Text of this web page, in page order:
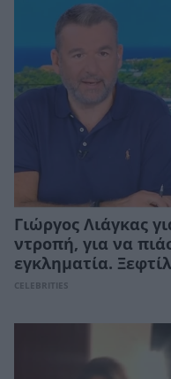
Γιώργος Λιάγκας
ντροπή, για να
εγκληματία.
CELEBRITIES